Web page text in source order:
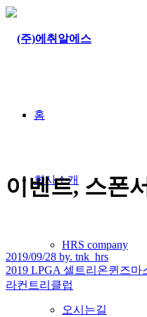
홈
회사소개
HRS company
오시는길
이벤트, 스폰
2019/09/28 by. tnk_hrs
2019 LPGA 셀트리온퀸즈마
라컨트리클럽